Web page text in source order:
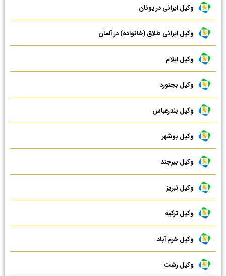
وکیل ایرانی در یونان
وکیل ایرانی طلاق (خانواده) در آلمان
وکیل ایلام
وکیل بجنورد
وکیل بندرعباس
وکیل بوشهر
وکیل بیرجند
وکیل تبریز
وکیل ترکیه
وکیل خرم آباد
وکیل رشت